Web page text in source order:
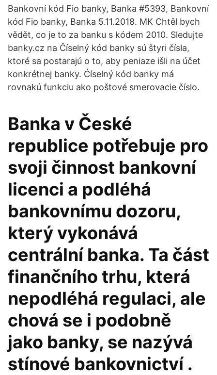
Bankovní kód Fio banky, Banka #5393, Bankovní
kód Fio banky, Banka 5.11.2018. MK Chtěl bych
vědět, co je to za banku s kódem 2010. Sledujte
banky.cz na Číselný kód banky sú štyri čísla,
ktoré sa postarajú o to, aby peniaze išli na účet
konkrétnej banky. Ćíselný kód banky má
rovnakú funkciu ako poštové smerovacie číslo.
Banka v České
republice potřebuje pro
svoji činnost bankovní
licenci a podléhá
bankovnímu dozoru,
který vykonává
centrální banka. Ta část
finančního trhu, která
nepodléhá regulaci, ale
chová se i podobně
jako banky, se nazývá
stínové bankovnictví .